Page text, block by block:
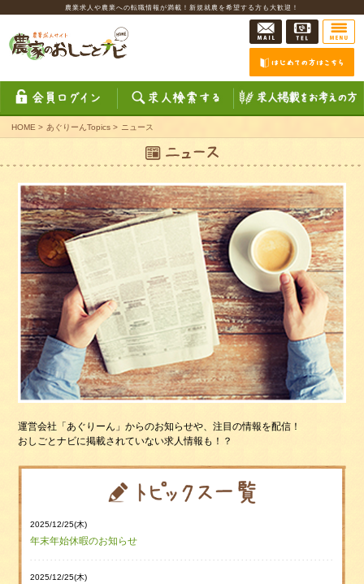
農業求人や農業への転職情報が満載！新規就農を希望する方も大歓迎！
HOME > あぐりーんTopics > ニュース
運営会社「あぐりーん」からのお知らせや、注目の情報を配信！
おしごとナビに掲載されていない求人情報も！？
2025/12/25(木)
年末年始休暇のお知らせ
2025/12/25(木)